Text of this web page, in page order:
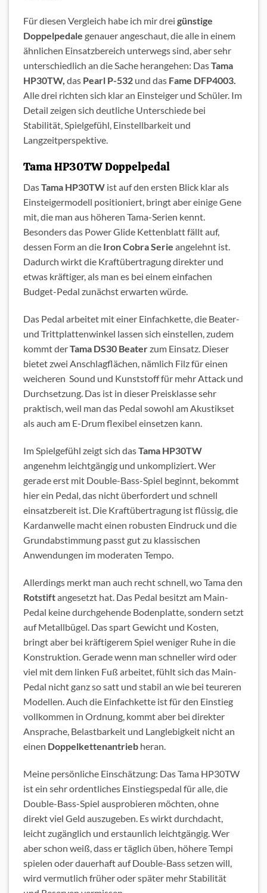
Für diesen Vergleich habe ich mir drei günstige
Doppelpedale genauer angeschaut, die alle in einem
ähnlichen Einsatzbereich unterwegs sind, aber sehr
unterschiedlich an die Sache herangehen: DasTama
HP30TW, das Pearl P-532 und das Fame DFP4003.
Alle drei richten sich klar an Einsteiger und Schüler. Im
Detail zeigen sich deutliche Unterschiede bei
Stabilität, Spielgefühl, Einstellbarkeit und
Langzeitperspektive.
Tama HP30TW Doppelpedal
DasTama HP30TW ist auf den ersten Blick klar als
Einsteigermodell positioniert, bringt aber einige Gene
mit, die man aus höheren Tama-Serien kennt.
Besonders das Power Glide Kettenblatt fällt auf,
dessen Form an die Iron Cobra Serie angelehnt ist.
Dadurch wirkt die Kraftübertragung direkter und
etwas kräftiger, als man es bei einem einfachen
Budget-Pedal zunächst erwarten würde.
Das Pedal arbeitet mit einer Einfachkette, die Beater-
und Trittplattenwinkel lassen sich einstellen, zudem
kommt derTama DS30 Beaterzum Einsatz. Dieser
bietet zwei Anschlagflächen, nämlich Filz für einen
weicheren Sound und Kunststoff für mehr Attack und
Durchsetzung. Das ist in dieser Preisklasse sehr
praktisch, weil man das Pedal sowohl am Akustikset
als auch am E-Drum flexibel einsetzen kann.
Im Spielgefühl zeigt sich dasTama HP30TW
angenehm leichtgängig und unkompliziert. Wer
gerade erst mit Double-Bass-Spiel beginnt, bekommt
hier ein Pedal, das nicht überfordert und schnell
einsatzbereit ist. Die Kraftübertragung ist flüssig, die
Kardanwelle macht einen robusten Eindruck und die
Grundabstimmung passt gut zu klassischen
Anwendungen im moderaten Tempo.
Allerdings merkt man auch recht schnell, wo Tama den
Rotstiftangesetzt hat. Das Pedal besitzt am Main-
Pedal keine durchgehende Bodenplatte, sondern setzt
auf Metallbügel. Das spart Gewicht und Kosten,
bringt aber bei kräftigerem Spiel weniger Ruhe in die
Konstruktion. Gerade wenn man schneller wird oder
viel mit dem linken Fuß arbeitet, fühlt sich das Main-
Pedal nicht ganz so satt und stabil an wie bei teureren
Modellen. Auch die Einfachkette ist für den Einstieg
vollkommen in Ordnung, kommt aber bei direkter
Ansprache, Belastbarkeit und Langlebigkeit nicht an
einen Doppelkettenantrieb heran.
Meine persönliche Einschätzung: Das Tama HP30TW
ist ein sehr ordentliches Einstiegspedal für alle, die
Double-Bass-Spiel ausprobieren möchten, ohne
direkt viel Geld auszugeben. Es wirkt durchdacht,
leicht zugänglich und erstaunlich leichtgängig. Wer
aber schon weiß, dass er täglich üben, höhere Tempi
spielen oder dauerhaft auf Double-Bass setzen will,
wird vermutlich früher oder später mehr Stabilität